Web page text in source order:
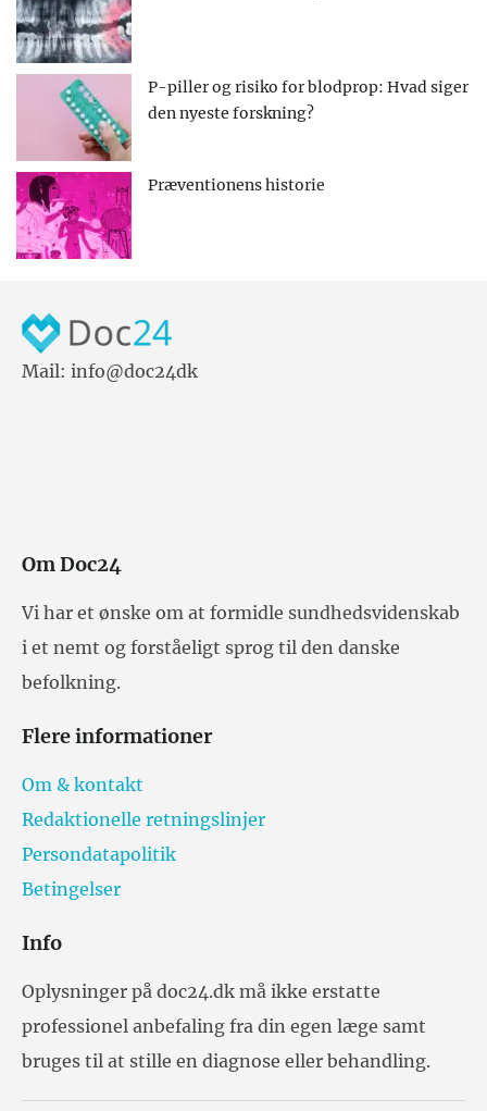
P-piller og risiko for blodprop: Hvad siger
den nyeste forskning?
Præventionens historie
Mail: info@doc24dk
Om Doc24
Vi har et ønske om at formidle sundhedsvidenskab
i et nemt og forståeligt sprog til den danske
befolkning.
Flere informationer
Om & kontakt
Redaktionelle retningslinjer
Persondatapolitik
Betingelser
Info
Oplysninger på doc24.dk må ikke erstatte
professionel anbefaling fra din egen læge samt
bruges til at stille en diagnose eller behandling.